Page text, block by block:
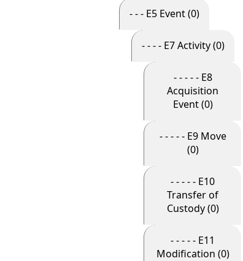
- - - E5 Event (0)
- - - - E7 Activity (0)
- - - - - E8
Acquisition
Event (0)
- - - - - E9 Move
(0)
- - - - - E10
Transfer of
Custody (0)
- - - - - E11
Modification (0)